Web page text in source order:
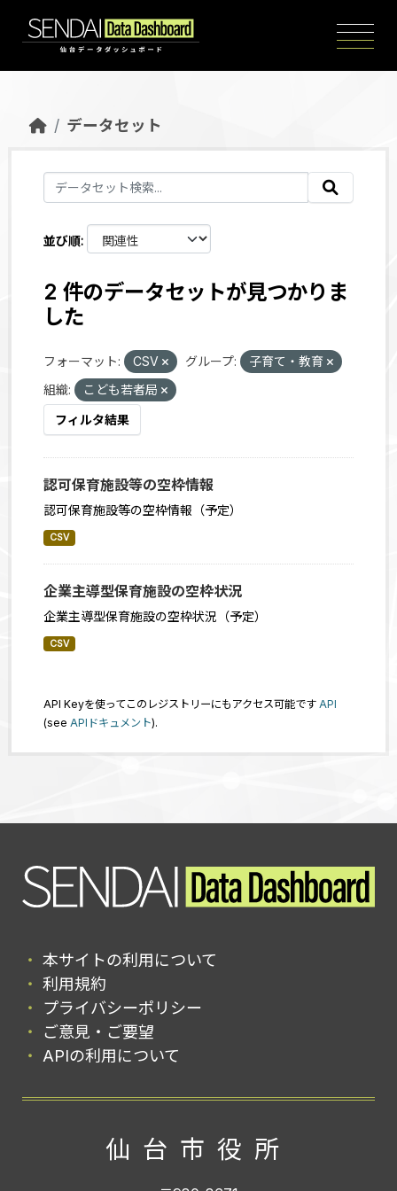
データセット
並び順
2 件のデータセットが見つかりま
した
フォーマット: CSV グループ:
子育て・教育
組織:
こども若者局
フィルタ結果
認可保育施設等の空枠情報
認可保育施設等の空枠情報（予定）
CSV
企業主導型保育施設の空枠状況
企業主導型保育施設の空枠状況（予定）
CSV
API Keyを使ってこのレジストリーにもアクセス可能です API
(see APIドキュメント).
本サイトの利用について
利用規約
プライバシーポリシー
ご意見・ご要望
APIの利用について
仙台市役所